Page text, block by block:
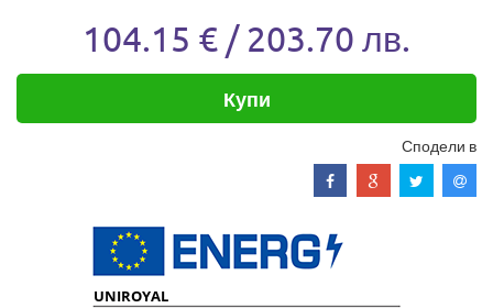
104.15 € / 203.70 лв.
Купи
Сподели в
UNIROYAL